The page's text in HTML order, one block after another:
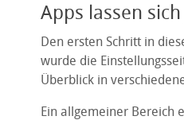
Apps lassen
Den ersten Schritt in
wurde die
Überblick in
Ein allgemeiner Bereich